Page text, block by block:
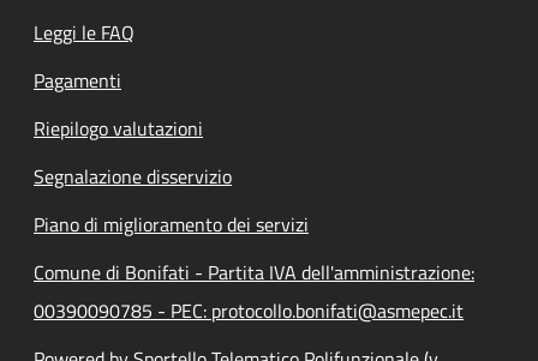
Leggi le FAQ
Pagamenti
Riepilogo valutazioni
Segnalazione disservizio
Piano di miglioramento dei servizi
Comune di Bonifati - Partita IVA dell'amministrazione:
00390090785 - PEC: protocollo.bonifati@asmepec.it